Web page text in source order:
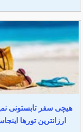
هیچی سفر تابستونی
ارزانترین تورها